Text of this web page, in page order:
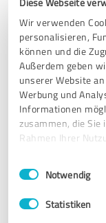
Wir verwenden
personalisieren,
können und die
Außerdem geben
unserer Website
Werbung und
Informationen
zusammen, die
Rahmen Ihrer
Impressum
Einwilligungsauswahl
Notwendig
Statistiken
5,00 von 5
SEHR
Mit ihrem Vortrag
ihr Publikum tief
Opferrolle in die